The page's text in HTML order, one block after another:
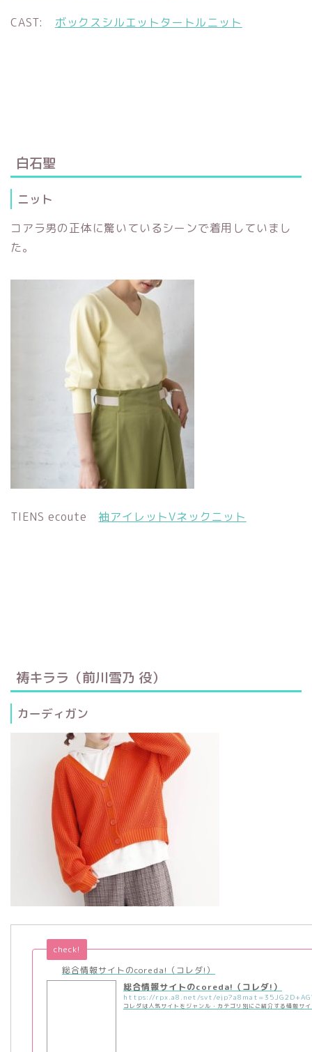
CAST: ボックスシルエットタートルニット
白石聖
ニット
コアラ男の正体に驚いているシーンで着用していまし
た。
TIENS ecoute 袖アイレットVネックニット
祷キララ（前川雪乃 役）
カーディガン
総合情報サイトのcoreda!（コレダ!）
check!
総合情報サイトのcoreda!（コレダ!）
コレダは人気サイトをジャンル・カテゴリ別にご紹介する情報サ